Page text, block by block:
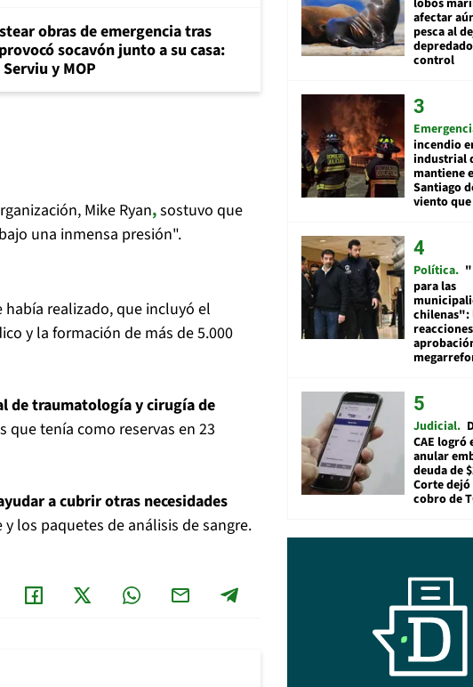
obras de emergencia tras
socavón junto a su casa:
y MOP
Mike Ryan,sostuvo que
una inmensa presión".
había realizado, que incluyó el
y la formación de más de 5.000
de traumatología y cirugía de
tenía como reservas en 23
a cubrir otras necesidades
los paquetes de análisis de sangre.
afectar
pesca al
control
incendio
industrial
mantiene
Santiago
viento que
Política
para las
chilenas":
Judicial
CAE logró
anular
deuda de
Corte
cobro de